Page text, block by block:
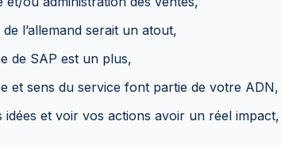
l’allemand serait un atout,
de SAP est un plus,
et sens du service font partie de votre ADN,
et voir vos actions avoir un réel impact,